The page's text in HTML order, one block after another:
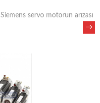
Siemens servo motorun arızası
→